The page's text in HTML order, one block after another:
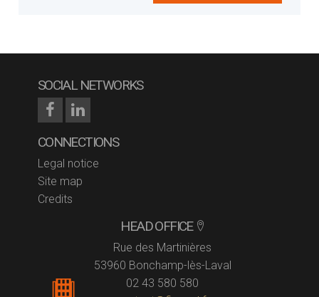
SOCIAL NETWORKS
CONNECTIONS
Legal notice
Site map
Credits
HEAD OFFICE
Rue des Martinières
53960 Bonchamp-lès-Laval
02 43 580 580